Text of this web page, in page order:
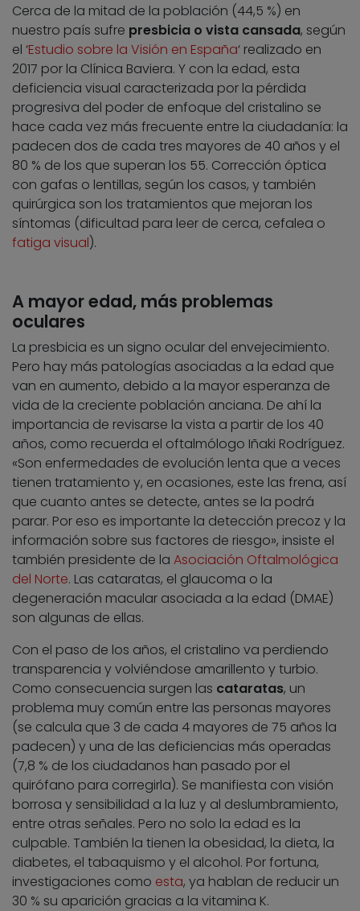
Cerca de la mitad de la población (44,5 %) en
nuestro país sufre presbicia o vista cansada, según
el ‘Estudio sobre la Visión en España‘ realizado en
2017 por la Clínica Baviera. Y con la edad, esta
deficiencia visual caracterizada por la pérdida
progresiva del poder de enfoque del cristalino se
hace cada vez más frecuente entre la ciudadanía: la
padecen dos de cada tres mayores de 40 años y el
80 % de los que superan los 55. Corrección óptica
con gafas o lentillas, según los casos, y también
quirúrgica son los tratamientos que mejoran los
síntomas (dificultad para leer de cerca, cefalea o
fatiga visual).
A mayor edad, más problemas
oculares
La presbicia es un signo ocular del envejecimiento.
Pero hay más patologías asociadas a la edad que
van en aumento, debido a la mayor esperanza de
vida de la creciente población anciana. De ahí la
importancia de revisarse la vista a partir de los 40
años, como recuerda el oftalmólogo Iñaki Rodríguez.
«Son enfermedades de evolución lenta que a veces
tienen tratamiento y, en ocasiones, este las frena, así
que cuanto antes se detecte, antes se la podrá
parar. Por eso es importante la detección precoz y la
información sobre sus factores de riesgo», insiste el
también presidente de la Asociación Oftalmológica
del Norte. Las cataratas, el glaucoma o la
degeneración macular asociada a la edad (DMAE)
son algunas de ellas.
Con el paso de los años, el cristalino va perdiendo
transparencia y volviéndose amarillento y turbio.
Como consecuencia surgen las cataratas, un
problema muy común entre las personas mayores
(se calcula que 3 de cada 4 mayores de 75 años la
padecen) y una de las deficiencias más operadas
(7,8 % de los ciudadanos han pasado por el
quirófano para corregirla). Se manifiesta con visión
borrosa y sensibilidad a la luz y al deslumbramiento,
entre otras señales. Pero no solo la edad es la
culpable. También la tienen la obesidad, la dieta, la
diabetes, el tabaquismo y el alcohol. Por fortuna,
investigaciones como esta, ya hablan de reducir un
30 % su aparición gracias a la vitamina K.